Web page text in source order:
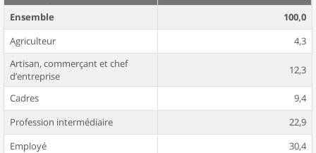
Ensemble
100,0
Agriculteur
4,3
Artisan, commerçant et chef
d’entreprise
12,3
Cadres
9,4
Profession intermédiaire
22,9
Employé
30,4